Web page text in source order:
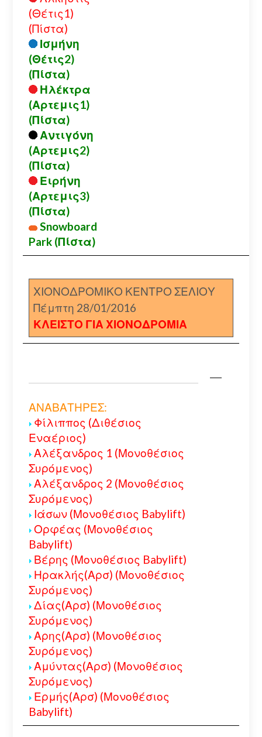
(Θέτις1)
(Πίστα)
Ισμήνη
(Θέτις2)
(Πίστα)
Ηλέκτρα
(Αρτεμις1)
(Πίστα)
Αντιγόνη
(Αρτεμις2)
(Πίστα)
Ειρήνη
(Αρτεμις3)
(Πίστα)
Snowboard
Park (Πίστα)
ΧΙΟΝΟΔΡΟΜΙΚΟ ΚΕΝΤΡΟ ΣΕΛΙΟΥ
Πέμπτη 28/01/2016
ΚΛΕΙΣΤΟ ΓΙΑ ΧΙΟΝΟΔΡΟΜΙΑ
ΑΝΑΒΑΤΗΡΕΣ:
Φίλιππος (Διθέσιος
Εναέριος)
Αλέξανδρος 1 (Μονοθέσιος
Συρόμενος)
Αλέξανδρος 2 (Μονοθέσιος
Συρόμενος)
Ιάσων (Μονοθέσιος Babylift)
Ορφέας (Μονοθέσιος
Babylift)
Βέρης (Μονοθέσιος Babylift)
Ηρακλής(Αρσ) (Μονοθέσιος
Συρόμενος)
Δίας(Αρσ) (Μονοθέσιος
Συρόμενος)
Αρης(Αρσ) (Μονοθέσιος
Συρόμενος)
Αμύντας(Αρσ) (Μονοθέσιος
Συρόμενος)
Ερμής(Αρσ) (Μονοθέσιος
Babylift)